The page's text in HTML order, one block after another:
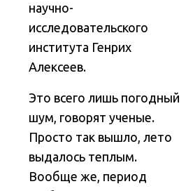
научно-
исследовательского
института Генрих
Алексеев.
Это всего лишь погодный
шум, говорят ученые.
Просто так вышло, лето
выдалось теплым.
Вообще же, период